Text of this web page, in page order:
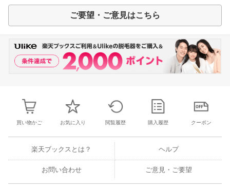
ご要望・ご意見はこちら
買い物かご お気に入り 閲覧履歴 購入履歴 クーポン
楽天ブックスとは？ ヘルプ
お問い合わせ ご意見・ご要望